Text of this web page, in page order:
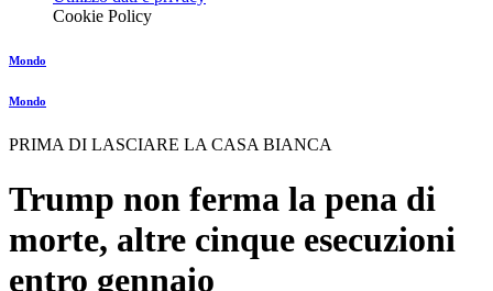
Cookie Policy
Mondo
Mondo
PRIMA DI LASCIARE LA CASA BIANCA
Trump non ferma la pena di
morte, altre cinque esecuzioni
entro gennaio